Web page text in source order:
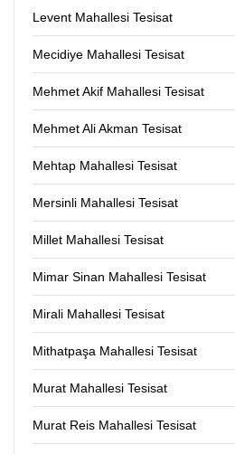
Levent Mahallesi Tesisat
Mecidiye Mahallesi Tesisat
Mehmet Akif Mahallesi Tesisat
Mehmet Ali Akman Tesisat
Mehtap Mahallesi Tesisat
Mersinli Mahallesi Tesisat
Millet Mahallesi Tesisat
Mimar Sinan Mahallesi Tesisat
Mirali Mahallesi Tesisat
Mithatpaşa Mahallesi Tesisat
Murat Mahallesi Tesisat
Murat Reis Mahallesi Tesisat